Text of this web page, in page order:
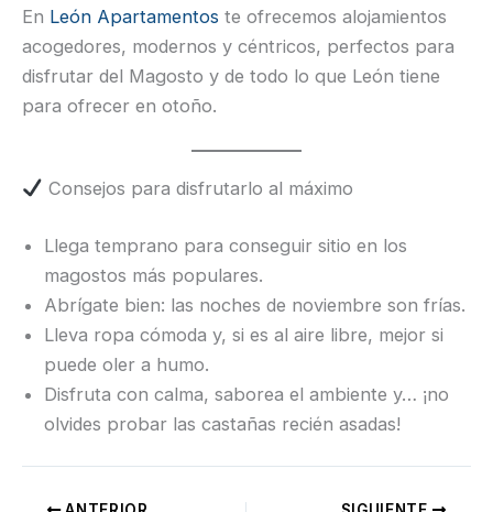
En León Apartamentos te ofrecemos alojamientos
acogedores, modernos y céntricos, perfectos para
disfrutar del Magosto y de todo lo que León tiene
para ofrecer en otoño.
Consejos para disfrutarlo al máximo
Llega temprano para conseguir sitio en los
magostos más populares.
Abrígate bien: las noches de noviembre son frías.
Lleva ropa cómoda y, si es al aire libre, mejor si
puede oler a humo.
Disfruta con calma, saborea el ambiente y… ¡no
olvides probar las castañas recién asadas!